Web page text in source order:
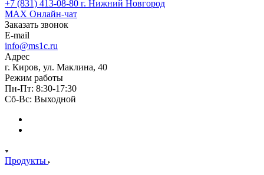
+7 (831) 413-08-80 г. Нижний Новгород
MAX Онлайн-чат
Заказать звонок
E-mail
info@ms1c.ru
Адрес
г. Киров, ул. Маклина, 40
Режим работы
Пн-Пт: 8:30-17:30
Cб-Вс: Выходной
Продукты